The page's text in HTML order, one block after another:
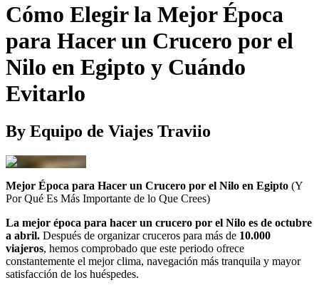
Cómo Elegir la Mejor Época
para Hacer un Crucero por el
Nilo en Egipto y Cuándo
Evitarlo
By Equipo de Viajes Traviio
Mejor Época para Hacer un Crucero por el Nilo en Egipto (Y
Por Qué Es Más Importante de lo Que Crees)
La mejor época para hacer un crucero por el Nilo es de octubre
a abril. Después de organizar cruceros para más de 10.000
viajeros, hemos comprobado que este periodo ofrece
constantemente el mejor clima, navegación más tranquila y mayor
satisfacción de los huéspedes.